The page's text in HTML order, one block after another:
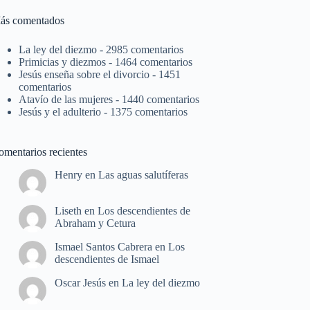
comentados
La ley del diezmo - 2985 comentarios
Primicias y diezmos - 1464 comentarios
Jesús enseña sobre el divorcio - 1451
comentarios
Atavío de las mujeres - 1440 comentarios
Jesús y el adulterio - 1375 comentarios
recientes
Henry enLas aguas salutíferas
Liseth enLos descendientes de
Abraham y Cetura
Ismael Santos Cabrera enLos
descendientes de Ismael
Oscar Jesús enLa ley del diezmo